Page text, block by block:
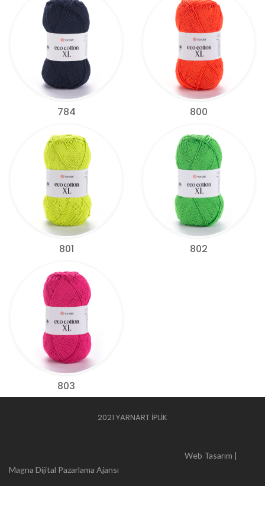
784 800
801 802
803
2021 YARNART İPLİK
Web Tasarım |
Magna Dijital Pazarlama Ajansı